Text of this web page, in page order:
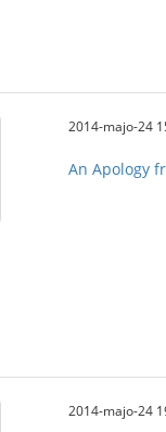
2014-majo-24
An Apology
2014-majo-24